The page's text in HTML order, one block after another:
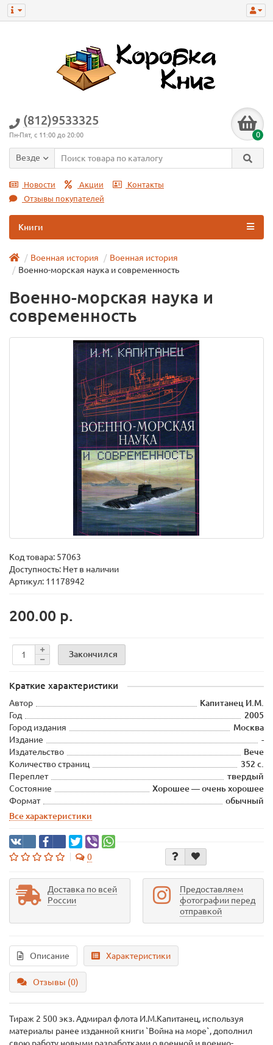
(812)9533325
Пн-Пят, с 11:00 до 20:00 0
Везде
Новости Акции
Контакты
Отзывы покупателей
Книги
Военная история
Военная истoрия
Военно-морская наука и современность
Военно-морская наука и
современность
Код товара: 57063
Доступность: Нет в наличии
Артикул: 11178942
200.00 р.
Закончился
Краткие характеристики
Автор
Капитанец И.М.
Год
2005
Город издания
Москва
Издание
-
Издательство
Вече
Количество страниц
352 с.
Переплет
твердый
Состояние
Хорошее — очень хорошее
Формат
обычный
Все характеристики
0
Доставка по всей
России
Предоставляем
фотографии перед
отправкой
Описание Характеристики
Отзывы (0)
Тираж 2 500 экз. Адмирал флота И.М.Капитанец, используя
материалы ранее изданной книги `Война на море`, дополнил